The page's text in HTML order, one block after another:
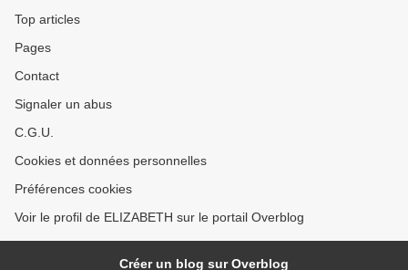
Top articles
Pages
Contact
Signaler un abus
C.G.U.
Cookies et données personnelles
Préférences cookies
Voir le profil de ELIZABETH sur le portail Overblog
Créer un blog sur Overblog